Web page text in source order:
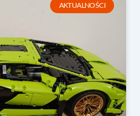
AKTUALNOŚCI